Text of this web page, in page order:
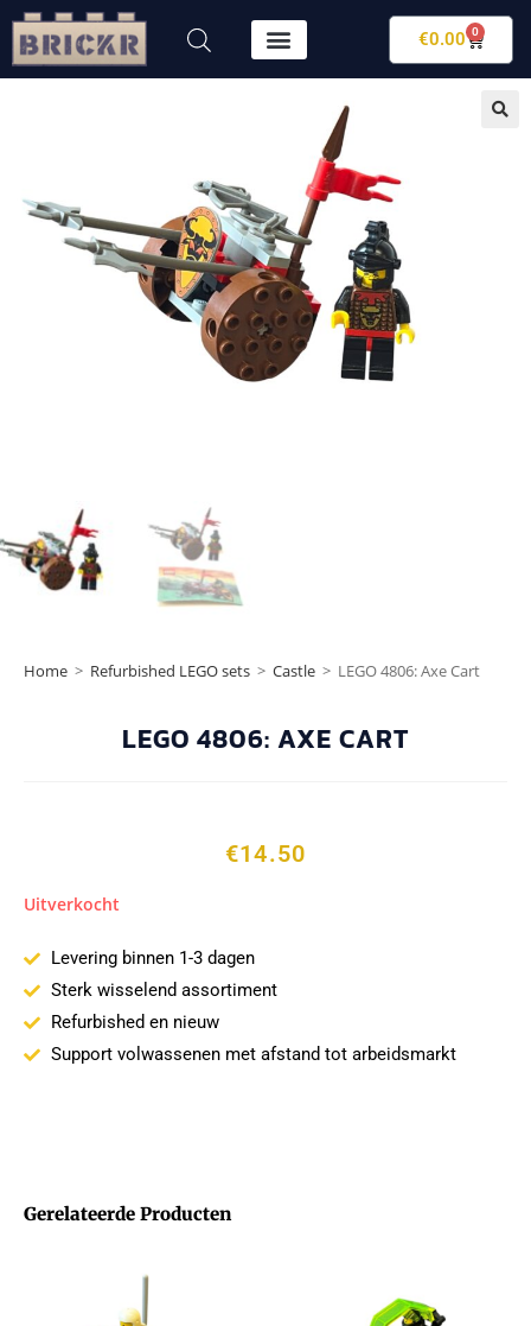
€0.00 0
Home > Refurbished LEGO sets > Castle > LEGO 4806: Axe Cart
LEGO 4806: AXE CART
€14.50
Uitverkocht
Levering binnen 1-3 dagen
Sterk wisselend assortiment
Refurbished en nieuw
Support volwassenen met afstand tot arbeidsmarkt
Gerelateerde Producten